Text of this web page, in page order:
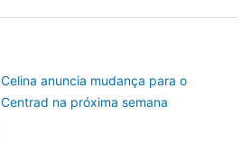
Celina anuncia mudança para o
Centrad na próxima semana